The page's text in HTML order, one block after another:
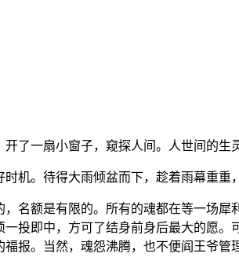
了一扇小窗子，窥探人间。人世间的生
机。待得大雨倾盆而下，趁着雨幕重
名额是有限的。所有的魂都在等一场
投即中，方可了结身前身后最大的愿
报。当然，魂怨沸腾，也不便阎王爷管